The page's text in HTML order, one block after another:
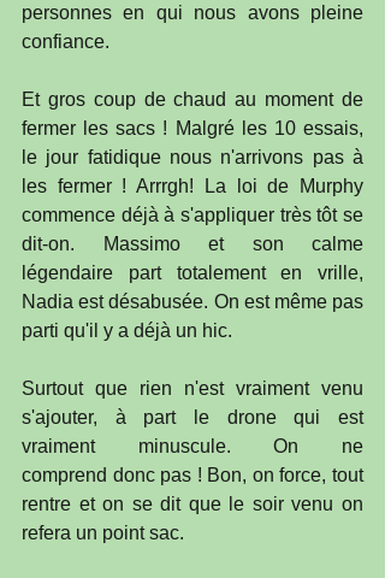
personnes en qui nous avons pleine
confiance.
Et gros coup de chaud au moment de
fermer les sacs ! Malgré les 10 essais,
le jour fatidique nous n'arrivons pas à
les fermer ! Arrrgh! La loi de Murphy
commence déjà à s'appliquer très tôt se
dit-on. Massimo et son calme
légendaire part totalement en vrille,
Nadia est désabusée. On est même pas
parti qu'il y a déjà un hic.
Surtout que rien n'est vraiment venu
s'ajouter, à part le drone qui est
vraiment minuscule. On ne
comprend donc pas ! Bon, on force, tout
rentre et on se dit que le soir venu on
refera un point sac.